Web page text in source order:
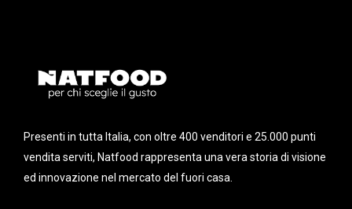
Presenti in tutta Italia, con oltre 400 venditori e 25.000 punti
vendita serviti, Natfood rappresenta una vera storia di visione
ed innovazione nel mercato del fuori casa.